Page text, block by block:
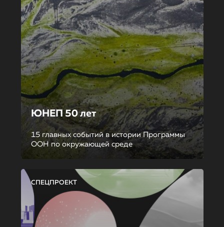
ЮНЕП 50 лет
15 главных событий в истории Программы
ООН по окружающей среде
СПЕЦПРОЕКТ